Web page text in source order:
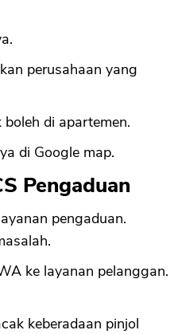
perusahaan yang
di apartemen.
di Google map.
Pengaduan
pengaduan.
ke layanan pelanggan.
keberadaan pinjol